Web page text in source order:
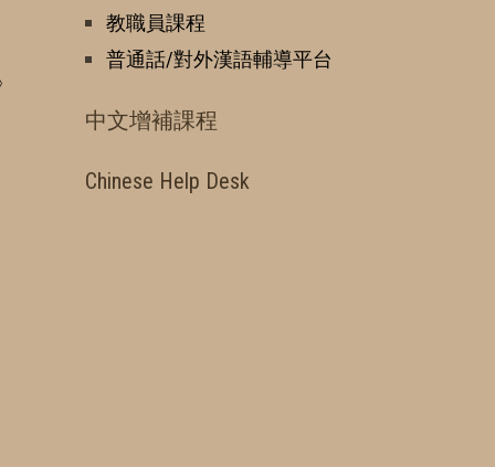
教職員課程
普通話/對外漢語輔導平台
中文增補課程
Chinese Help Desk